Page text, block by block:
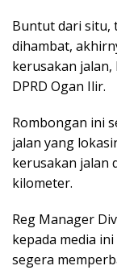
Buntut dari situ,
dihambat,
kerusakan jalan,
DPRD Ogan Ilir.
Rombongan ini
jalan yang
kerusakan jalan
kilometer.
Reg Manager
kepada media
segera